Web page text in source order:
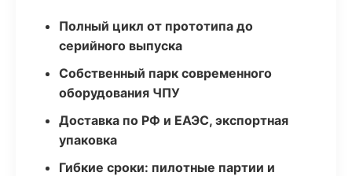
Полный цикл от прототипа до
серийного выпуска
Собственный парк современного
оборудования ЧПУ
Доставка по РФ и ЕАЭС, экспортная
упаковка
Гибкие сроки: пилотные партии и